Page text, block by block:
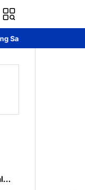
Berikan Edukasi